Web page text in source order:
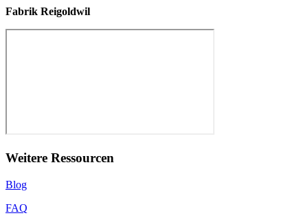
Fabrik Reigoldwil
Weitere Ressourcen
Blog
FAQ